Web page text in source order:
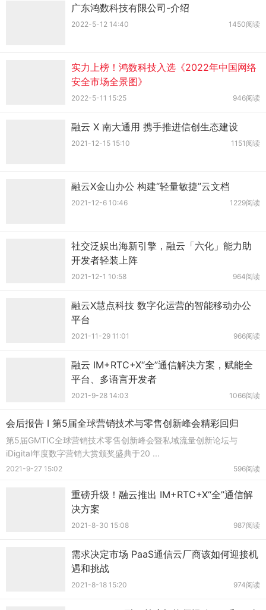
广东鸿数科技有限公司-介绍
2022-5-12 14:40 1450阅读
实力上榜！鸿数科技入选《2022年中国网络
安全市场全景图》
2022-5-11 15:25 946阅读
融云 X 南大通用 携手推进信创生态建设
2021-12-15 15:10 1151阅读
融云X金山办公 构建“轻量敏捷”云文档
2021-12-6 10:46 1229阅读
社交泛娱出海新引擎，融云「六化」能力助
开发者轻装上阵
2021-12-1 10:58 964阅读
融云X慧点科技 数字化运营的智能移动办公
平台
2021-11-29 11:01 966阅读
融云 IM+RTC+X“全”通信解决方案，赋能全
平台、多语言开发者
2021-9-28 14:03 1066阅读
会后报告 I 第5届全球营销技术与零售创新峰会精彩回归
第5届GMTIC全球营销技术零售创新峰会暨私域流量创新论坛与
iDigital年度数字营销大赏颁奖盛典于20 ...
2021-9-27 15:02 596阅读
重磅升级！融云推出 IM+RTC+X“全”通信解
决方案
2021-8-30 15:08 987阅读
需求决定市场 PaaS通信云厂商该如何迎接机
遇和挑战
2021-8-18 15:20 974阅读